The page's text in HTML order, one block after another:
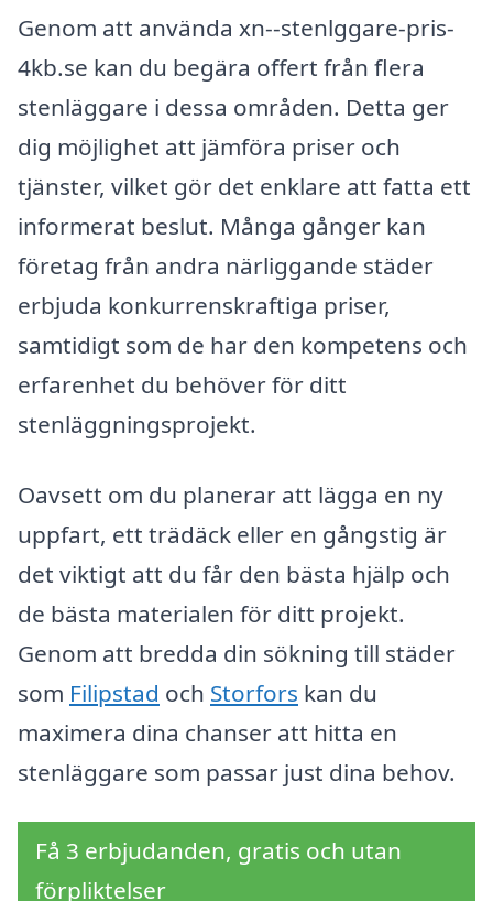
Genom att använda xn--stenlggare-pris-
4kb.se kan du begära offert från flera
stenläggare i dessa områden. Detta ger
dig möjlighet att jämföra priser och
tjänster, vilket gör det enklare att fatta ett
informerat beslut. Många gånger kan
företag från andra närliggande städer
erbjuda konkurrenskraftiga priser,
samtidigt som de har den kompetens och
erfarenhet du behöver för ditt
stenläggningsprojekt.
Oavsett om du planerar att lägga en ny
uppfart, ett trädäck eller en gångstig är
det viktigt att du får den bästa hjälp och
de bästa materialen för ditt projekt.
Genom att bredda din sökning till städer
som Filipstad och Storfors kan du
maximera dina chanser att hitta en
stenläggare som passar just dina behov.
Få 3 erbjudanden, gratis och utan
förpliktelser